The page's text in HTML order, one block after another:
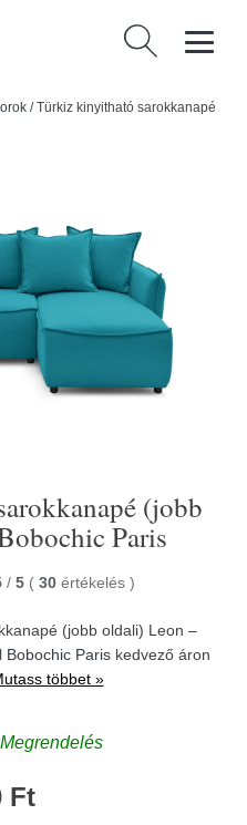
Keresés:
/Türkiz kinyitható sarokkanapé
(jobb
Paris
/ 5 ( 30 értékelés )
(jobb oldali) Leon –
Bobochic Pariskedvező áron
többet »
Ft